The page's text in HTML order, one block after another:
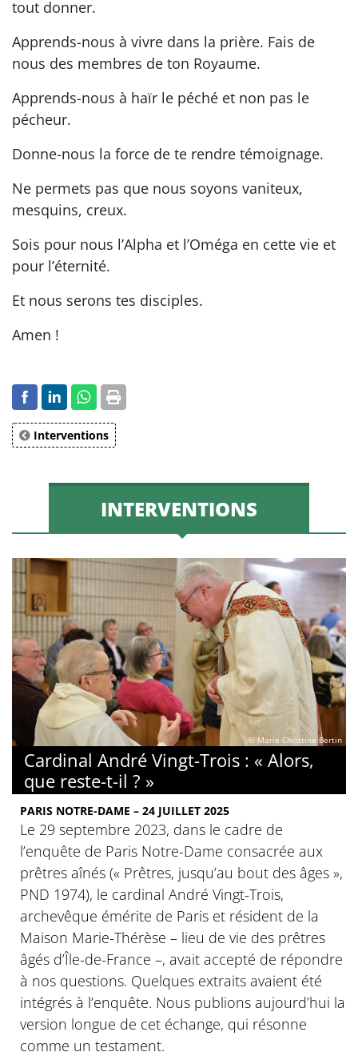
tout donner.
Apprends-nous à vivre dans la prière. Fais de
nous des membres de ton Royaume.
Apprends-nous à haïr le péché et non pas le
pécheur.
Donne-nous la force de te rendre témoignage.
Ne permets pas que nous soyons vaniteux,
mesquins, creux.
Sois pour nous l’Alpha et l’Oméga en cette vie et
pour l’éternité.
Et nous serons tes disciples.
Amen !
Interventions
INTERVENTIONS
© Marie-Christine Bertin
Cardinal André Vingt-Trois : « Alors,
que reste-t-il ? »
PARIS NOTRE-DAME – 24 JUILLET 2025
Le 29 septembre 2023, dans le cadre de
l’enquête de Paris Notre-Dame consacrée aux
prêtres aînés (« Prêtres, jusqu’au bout des âges »,
PND 1974), le cardinal André Vingt-Trois,
archevêque émérite de Paris et résident de la
Maison Marie-Thérèse – lieu de vie des prêtres
âgés d’Île-de-France –, avait accepté de répondre
à nos questions. Quelques extraits avaient été
intégrés à l’enquête. Nous publions aujourd’hui la
version longue de cet échange, qui résonne
comme un testament.